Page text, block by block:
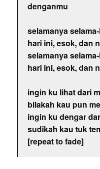
denganmu
selamanya
hari ini, esok, dan
selamanya
hari ini, esok, dan
ingin ku lihat dari
bilakah kau pun
ingin ku dengar
sudikah kau tuk
[repeat to fade]